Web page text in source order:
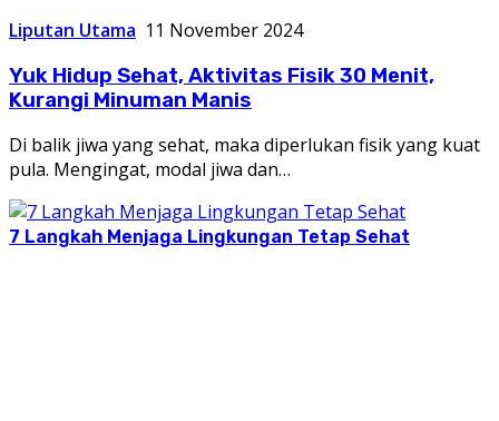
Liputan Utama 11 November 2024
Yuk Hidup Sehat, Aktivitas Fisik 30 Menit,
Kurangi Minuman Manis
Di balik jiwa yang sehat, maka diperlukan fisik yang kuat
pula. Mengingat, modal jiwa dan…
7 Langkah Menjaga Lingkungan Tetap Sehat